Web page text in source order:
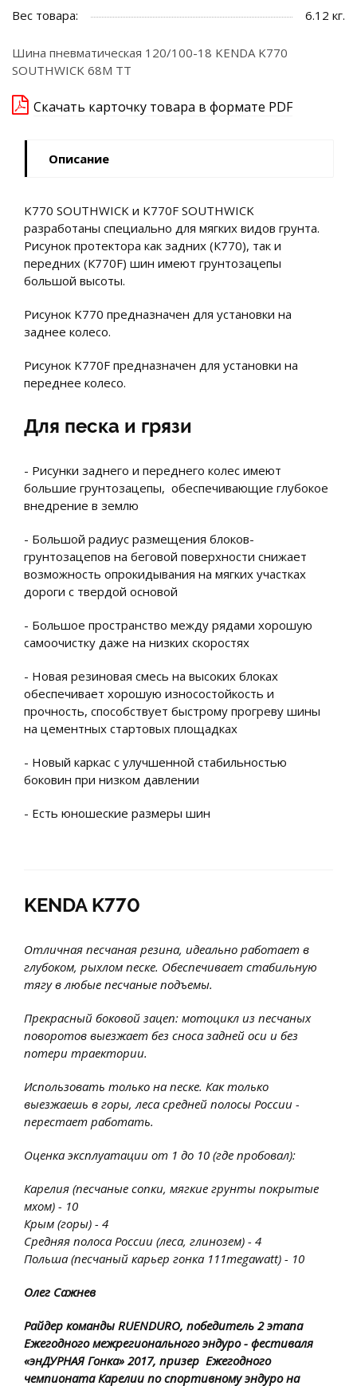
Вес товара:
6.12 кг.
Шина пневматическая 120/100-18 KENDA K770
SOUTHWICK 68M TT
Скачать карточку товара в формате PDF
Описание
K770 SOUTHWICK и K770F SOUTHWICK
разработаны специально для мягких видов грунта.
Рисунок протектора как задних (К770), так и
передних (К770F) шин имеют грунтозацепы
большой высоты.
Рисунок K770 предназначен для установки на
заднее колесо.
Рисунок K770F предназначен для установки на
переднее колесо.
Для песка и грязи
- Рисунки заднего и переднего колес имеют
большие грунтозацепы, обеспечивающие глубокое
внедрение в землю
- Большой радиус размещения блоков-
грунтозацепов на беговой поверхности снижает
возможность опрокидывания на мягких участках
дороги с твердой основой
- Большое пространство между рядами хорошую
самоочистку даже на низких скоростях
- Новая резиновая смесь на высоких блоках
обеспечивает хорошую износостойкость и
прочность, способствует быстрому прогреву шины
на цементных стартовых площадках
- Новый каркас с улучшенной стабильностью
боковин при низком давлении
- Есть юношеские размеры шин
KENDA K770
Отличная песчаная резина, идеально работает в
глубоком, рыхлом песке. Обеспечивает стабильную
тягу в любые песчаные подъемы.
Прекрасный боковой зацеп: мотоцикл из песчаных
поворотов выезжает без сноса задней оси и без
потери траектории.
Использовать только на песке. Как только
выезжаешь в горы, леса средней полосы России -
перестает работать.
Оценка эксплуатации от 1 до 10 (где пробовал):
Карелия (песчаные сопки, мягкие грунты покрытые
мхом) - 10
Крым (горы) - 4
Средняя полоса России (леса, глинозем) - 4
Польша (песчаный карьер гонка 111megawatt) - 10
Олег Сажнев
Райдер команды RUENDURO, победитель 2 этапа
Ежегодного межрегионального эндуро - фестиваля
«энДУРНАЯ Гонка» 2017, призер Ежегодного
чемпионата Карелии по спортивному эндуро на